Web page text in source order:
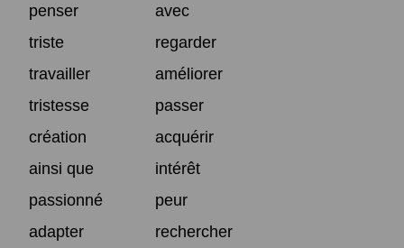
penser
avec
triste
regarder
travailler
améliorer
tristesse
passer
création
acquérir
ainsi que
intérêt
passionné
peur
adapter
rechercher